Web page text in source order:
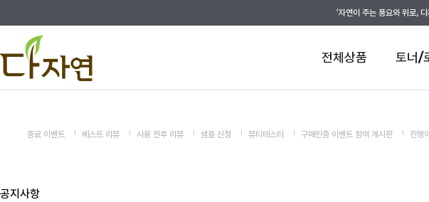
‘자연이 주는 풍요와 위로,
전체상품 토너/
종료 이벤트 베스트 리뷰 사용 전후 리뷰 샘플 신청 뷰티테스터 구매인증 이벤트 참여 게시판 진행
공지사항